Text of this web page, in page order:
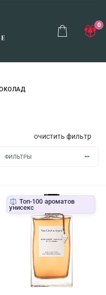
0
очистить фильтр
ФИЛЬТРЫ
⚖️ Топ-100 ароматов
унисекс